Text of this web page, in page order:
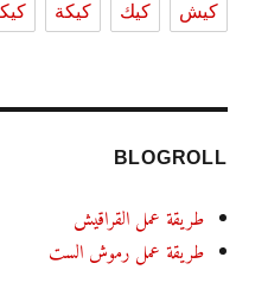
كيش كيك كيكة
BLOGROLL
طريقة عمل القراقيش
طريقة عمل رموش الست